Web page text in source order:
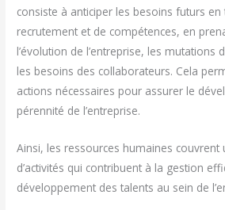
consiste à anticiper les besoins futurs en
recrutement et de compétences, en
l’évolution de l’entreprise, les mutations
les besoins des collaborateurs. Cela
actions nécessaires pour assurer le
pérennité de l’entreprise.
Ainsi, les ressources humaines couvrent
d’activités qui contribuent à la gestion
développement des talents au sein de